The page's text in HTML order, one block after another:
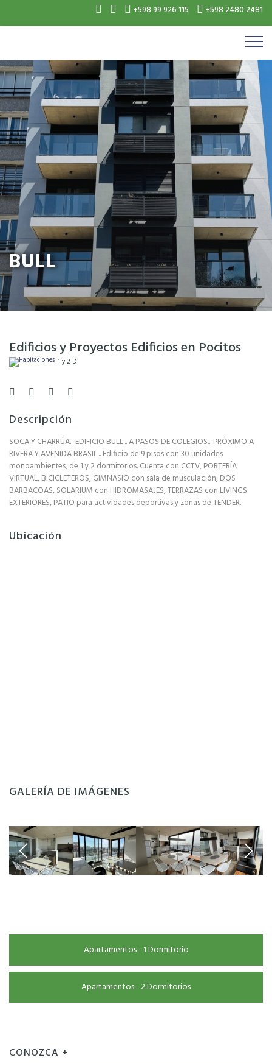
+598 99 926 115 +598 2480 2481
BULL
Edificios y Proyectos Edificios en Pocitos
1 y 2 D
Descripción
SOCA Y CHARRÚA... EDIFICIO BULL... A PASOS DE COLEGIOS... PRÓXIMO A
RIVERA Y AVENIDA BRASIL... Edificio de 9 pisos con 30 unidades
monoambientes, de 1 y 2 dormitorios. Cuenta con CCTV, PORTERÍA
VIRTUAL, BICICLETEROS, GIMNASIO con sala de musculación, DOS
BARBACOAS, SOLARIUM con HIDROMASAJES, TERRAZAS con LIVINGS
EXTERIORES, PATIO para actividades deportivas y zonas de TENDER.
Ubicación
GALERÍA DE IMÁGENES
Apartamentos - 1 Dormitorio
Apartamentos - 2 Dormitorios
CONOZCA +